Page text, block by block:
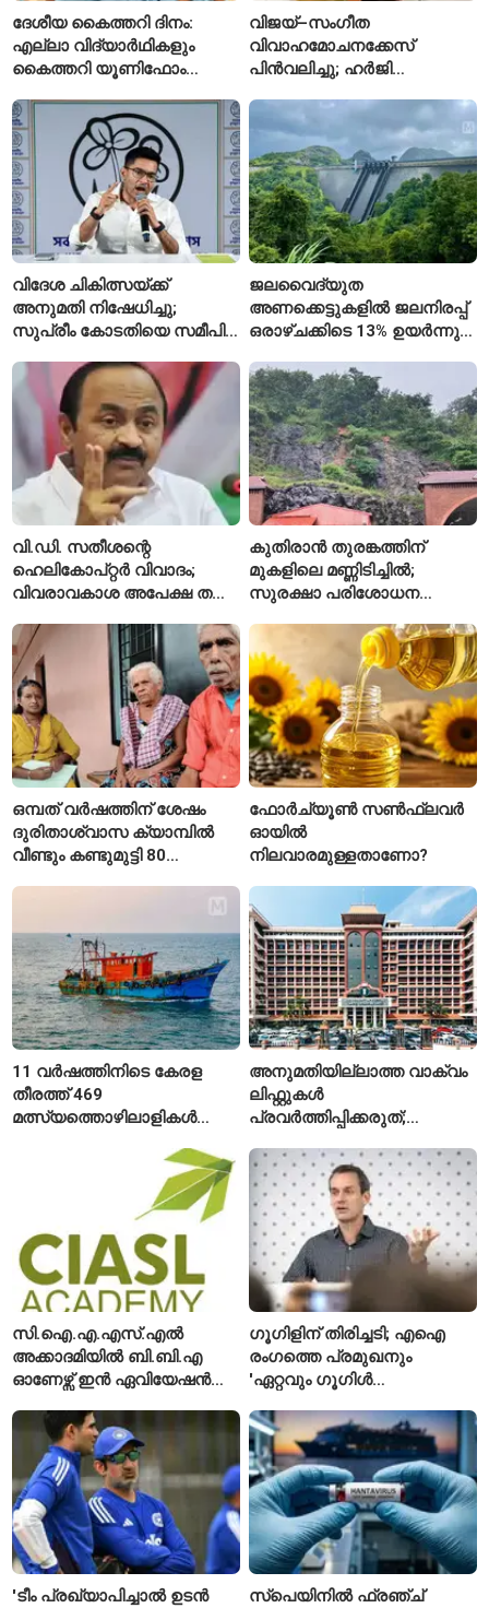
ദേശീയ കൈത്തറി ദിനം:
എല്ലാ വിദ്യാർഥികളും
കൈത്തറി യൂണിഫോം
സ്കൂൾ വേറിട്ട മാതൃക
വിജയ്–സംഗീത
വിവാഹമോചനക്കേസ്
പിൻവലിച്ചു; ഹർജി
അവസാനിപ്പിച്ച് കോടതി
വിദേശ ചികിത്സയ്ക്ക്
അനുമതി നിഷേധിച്ചു;
സുപ്രീം കോടതിയെ സമീപിച്ച്
ജലവൈദ്യുത
അണക്കെട്ടുകളിൽ ജലനിരപ്പ്
ഒരാഴ്ചക്കിടെ 13% ഉയർന്നു;
ഇപ്പോഴും കുറവ്
വി.ഡി. സതീശന്റെ
ഹെലികോപ്റ്റർ വിവാദം;
വിവരാവകാശ അപേക്ഷ തള്ളി
കുതിരാൻ തുരങ്കത്തിന്
മുകളിലെ മണ്ണിടിച്ചിൽ;
സുരക്ഷാ പരിശോധന
ഒമ്പത് വർഷത്തിന് ശേഷം
ദുരിതാശ്വാസ ക്യാമ്പിൽ
വീണ്ടും കണ്ടുമുട്ടി 80
ഫോർച്യൂൺ സൺഫ്ലവർ
ഓയിൽ
നിലവാരമുള്ളതാണോ?
11 വർഷത്തിനിടെ കേരള
തീരത്ത് 469
മത്സ്യത്തൊഴിലാളികൾ
കാണാതായി, 47,773 പേരെ
അനുമതിയില്ലാത്ത വാക്വം
ലിഫ്റ്റുകൾ
പ്രവർത്തിപ്പിക്കരുത്;
അനുമതിയില്ലാത്ത
ലിഫ്റ്റുകൾക്ക്
ഹൈക്കോടതിയുടെ വിലക്ക്
സി.ഐ.എ.എസ്.എൽ
അക്കാദമിയിൽ ബി.ബി.എ
ഓണേഴ്സ് ഇൻ ഏവിയേഷൻ
ഈമാസം 12 വരെ
ഗൂഗിളിന് തിരിച്ചടി; എഐ
രംഗത്തെ പ്രമുഖനും
'ഏറ്റവും ഗൂഗിൾ
വിശേഷിപ്പിക്കപ്പെട്ട
ഗവേഷകൻ രാജിവെച്ചു
'ടീം പ്രഖ്യാപിച്ചാൽ ഉടൻ സ്പെയിനിൽ ഫ്രഞ്ച്